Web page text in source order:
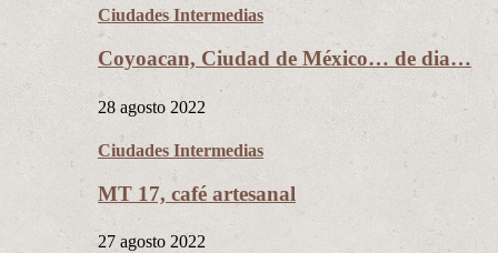
Ciudades Intermedias
Coyoacan, Ciudad de México… de dia…
28 agosto 2022
Ciudades Intermedias
MT 17, café artesanal
27 agosto 2022